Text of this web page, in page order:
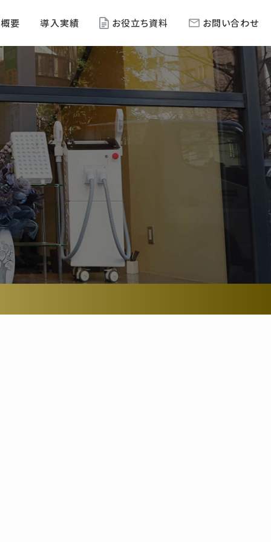
要 導入実績 お役立ち資料 お問い合わせ